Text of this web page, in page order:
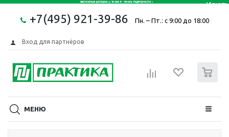
+7(495) 921-39-86 Пн. – Пт.: с 9:00 до 18:00
Вход для партнёров
МЕНЮ